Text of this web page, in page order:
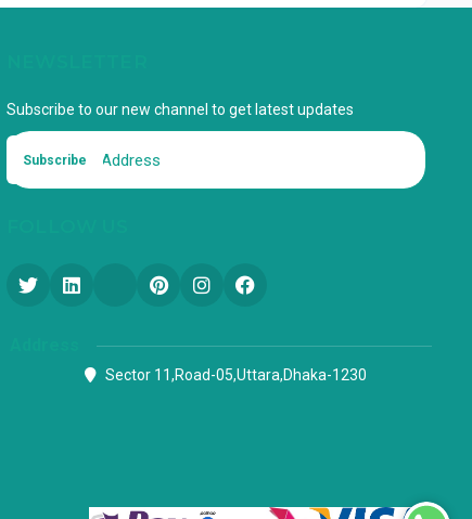
Subscribe to our new channel to get latest updates
Subscribe
Sector 11,Road-05,Uttara,Dhaka-1230